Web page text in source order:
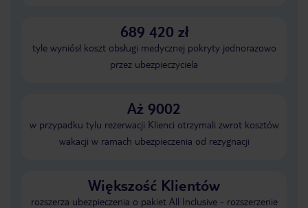
689 420 zł
tyle wyniósł koszt obsługi medycznej pokryty jednorazowo
przez ubezpieczyciela
Aż 9002
w przypadku tylu rezerwacji Klienci otrzymali zwrot kosztów
wakacji w ramach ubezpieczenia od rezygnacji
Większość Klientów
rozszerza ubezpieczenia o pakiet All Inclusive - rozszerzenie